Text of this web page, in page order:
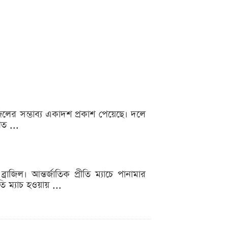
সম্ভাব্য একাদশ প্রকাশ পেয়েছে। দলে
...
আন্তর্জাতিক প্রীতি ম্যাচে পানামার
ম্যাচ হওয়ায় ...